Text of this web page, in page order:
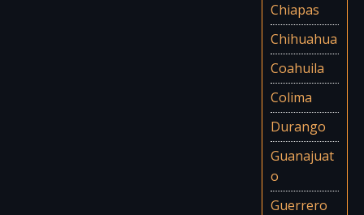
Chiapas
Chihuahua
Coahuila
Colima
Durango
Guanajuat
o
Guerrero